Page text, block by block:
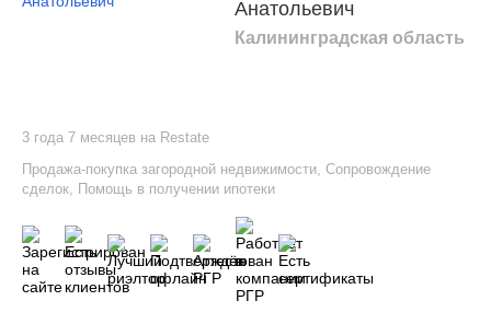
Анатольевич
Калининградская область
3 года 7 месяцев на Restate
Продажа-покупка загородной недвижимости Сопровождение
сделок Помощь в получении ипотеки